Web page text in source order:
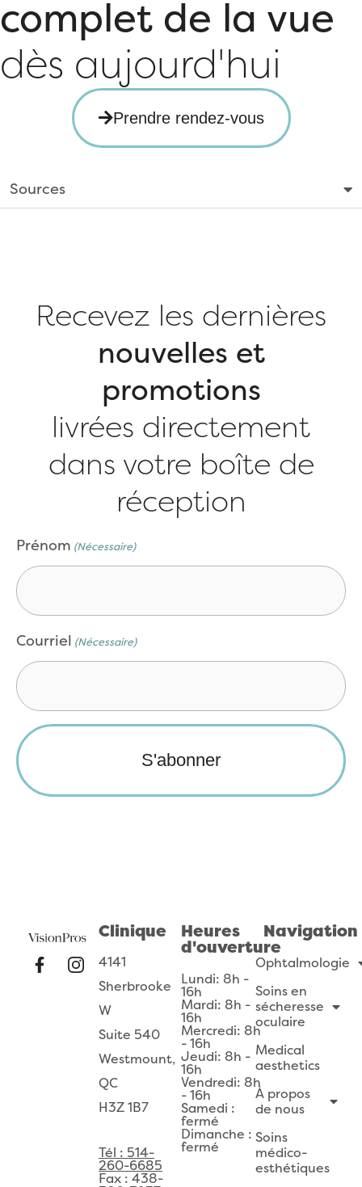
complet de la vue
dès aujourd'hui
Prendre rendez-vous
Sources
Recevez les dernières
nouvelles et
promotions
livrées directement
dans votre boîte de
réception
Prénom (Nécessaire)
Courriel (Nécessaire)
Clinique
4141
Sherbrooke
W
Suite 540
Westmount,
QC
H3Z 1B7
Tél : 514-
260-6685
Fax : 438-
Heures
d'ouverture
Lundi: 8h -
16h
Mardi: 8h -
16h
Mercredi: 8h
- 16h
Jeudi: 8h -
16h
Vendredi: 8h
- 16h
Samedi :
fermé
Dimanche :
fermé
Navigation
Ophtalmologie
Soins en
sécheresse
oculaire
Medical
aesthetics
À propos
de nous
Soins
médico-
esthétiques